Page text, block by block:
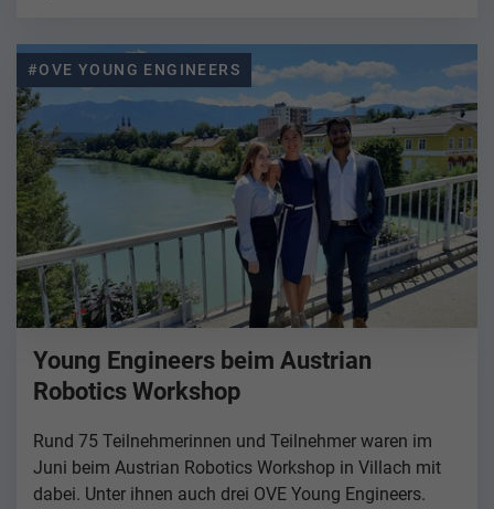
#OVE YOUNG ENGINEERS
Young Engineers beim Austrian
Robotics Workshop
Rund 75 Teilnehmerinnen und Teilnehmer waren im
Juni beim Austrian Robotics Workshop in Villach mit
dabei. Unter ihnen auch drei OVE Young Engineers.